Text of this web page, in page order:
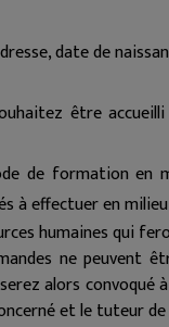
date de
être
de formation en
à effectuer en
humaines qui
ne peuvent
alors
et le tuteur